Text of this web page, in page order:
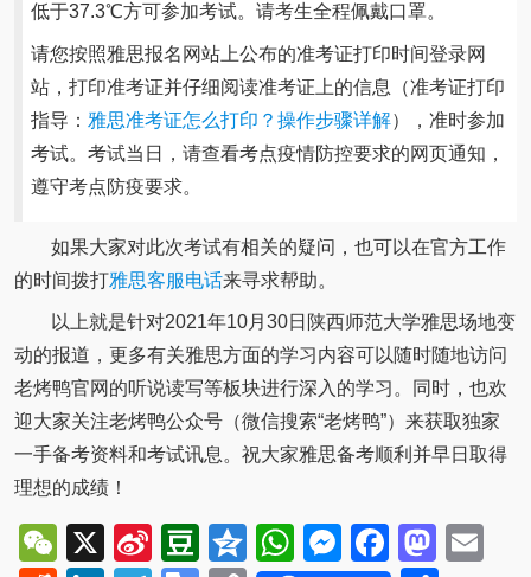
低于37.3℃方可参加考试。请考生全程佩戴口罩。
请您按照雅思报名网站上公布的准考证打印时间登录网
站，打印准考证并仔细阅读准考证上的信息（准考证打印
指导： 雅思准考证怎么打印？操作步骤详解），准时参加
考试。考试当日，请查看考点疫情防控要求的网页通知，
遵守考点防疫要求。
如果大家对此次考试有相关的疑问，也可以在官方工作
的时间拨打雅思客服电话来寻求帮助。
以上就是针对2021年10月30日陕西师范大学雅思场地变
动的报道，更多有关雅思方面的学习内容可以随时随地访问
老烤鸭官网的听说读写等板块进行深入的学习。同时，也欢
迎大家关注老烤鸭公众号（微信搜索“老烤鸭”）来获取独家
一手备考资料和考试讯息。祝大家雅思备考顺利并早日取得
理想的成绩！
WeChat
X
SinaDouban
QzoneWhatsApp
Messenger